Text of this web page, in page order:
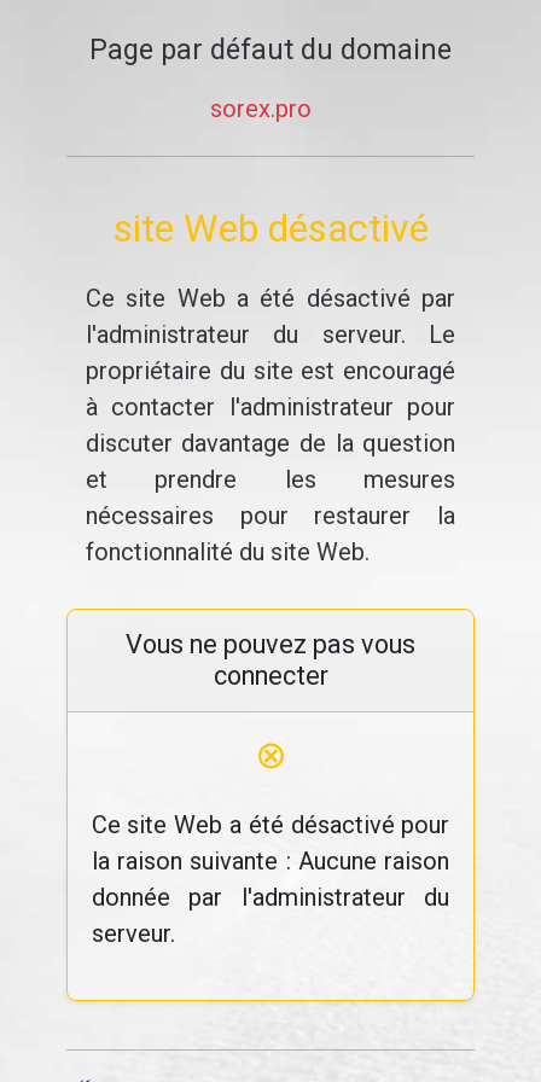
Page par défaut du domaine
sorex.pro
site Web désactivé
Ce site Web a été désactivé par
l'administrateur du serveur. Le
propriétaire du site est encouragé
à contacter l'administrateur pour
discuter davantage de la question
et prendre les mesures
nécessaires pour restaurer la
fonctionnalité du site Web.
Vous ne pouvez pas vous
connecter
⊗
Ce site Web a été désactivé pour
la raison suivante : Aucune raison
donnée par l'administrateur du
serveur.